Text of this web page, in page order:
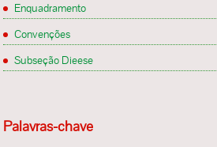
Enquadramento
Convenções
Subseção Dieese
Palavras-chave